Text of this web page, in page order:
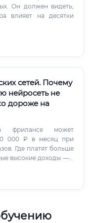
Он должен видеть,
влияет на десятки
сетей. Почему
нейросеть не
дороже на
фрилансе может
000 ₽ в месяц при
Где платят больше